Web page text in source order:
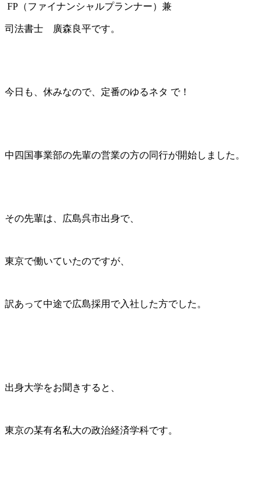
FP（ファイナンシャルプランナー）兼
司法書士 廣森良平です。
今日も、休みなので、定番のゆるネタ で！
中四国事業部の先輩の営業の方の同行が開始しました。
その先輩は、広島呉市出身で、
東京で働いていたのですが、
訳あって中途で広島採用で入社した方でした。
出身大学をお聞きすると、
東京の某有名私大の政治経済学科です。